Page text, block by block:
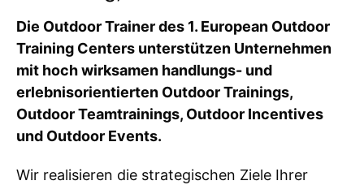
Die Outdoor Trainer des 1. European Outdoor
Training Centers unterstützen Unternehmen
mit hoch wirksamen handlungs- und
erlebnisorientierten Outdoor Trainings,
Outdoor Teamtrainings, Outdoor Incentives
und Outdoor Events.
Wir realisieren die strategischen Ziele Ihrer